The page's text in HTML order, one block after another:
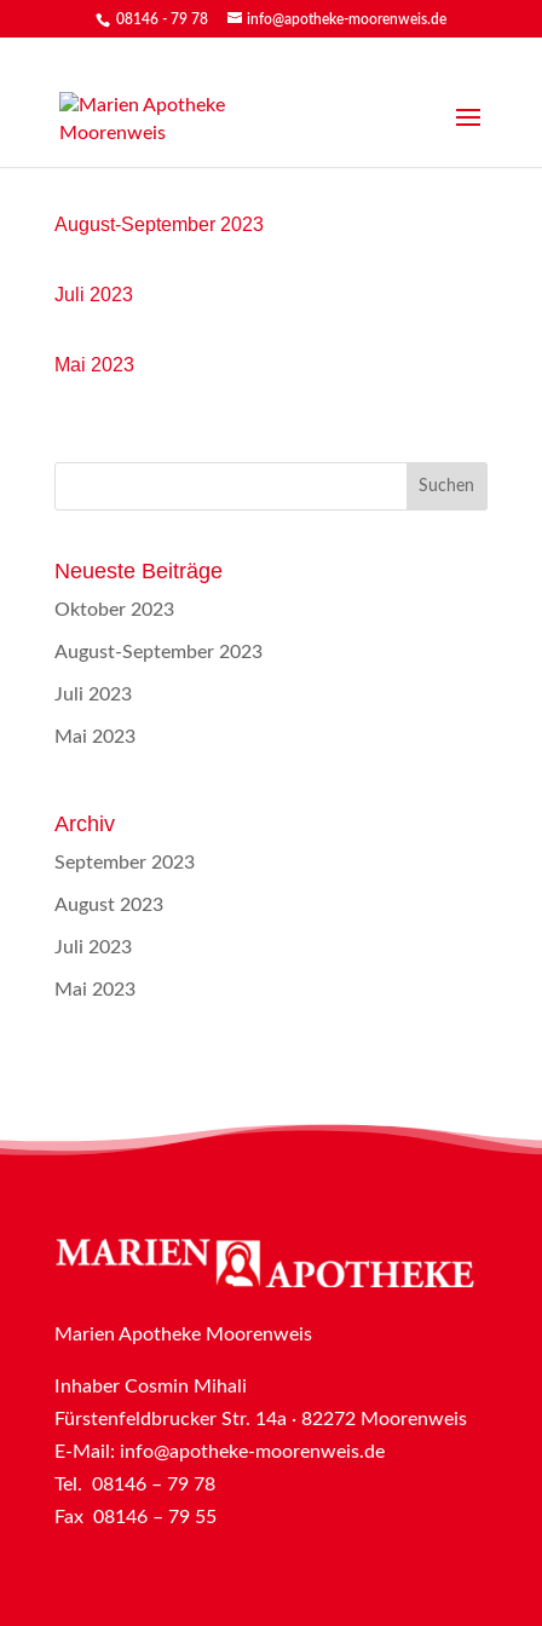
08146 - 79 78 info@apotheke-moorenweis.de
August-September 2023
Juli 2023
Mai 2023
Neueste Beiträge
Oktober 2023
August-September 2023
Juli 2023
Mai 2023
Archiv
September 2023
August 2023
Juli 2023
Mai 2023
Marien Apotheke Moorenweis
Inhaber Cosmin Mihali
Fürstenfeldbrucker Str. 14a · 82272 Moorenweis
E-Mail: info@apotheke-moorenweis.de
Tel. 08146 – 79 78
Fax 08146 – 79 55